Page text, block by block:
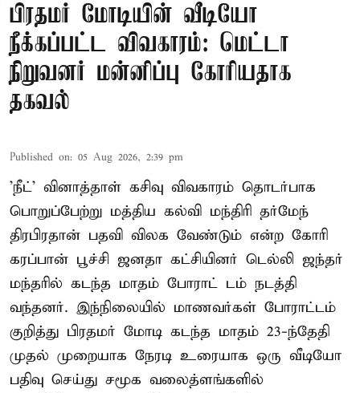
பிரதமர் மோடியின் வீடியோ
நீக்கப்பட்ட விவகாரம்: மெட்டா
நிறுவனர் மன்னிப்பு கோரியதாக
தகவல்
Published on: 05 Aug 2026, 2:39 pm
'நீட்' வினாத்தாள் கசிவு விவகாரம் தொடர்பாக
பொறுப்பேற்று மத்திய கல்வி மந்திரி தர்மேந்
திரபிரதான் பதவி விலக வேண்டும் என்ற கோரி
கரப்பான் பூச்சி ஜனதா கட்சியினர் டெல்லி ஜந்தர்
மந்தரில் கடந்த மாதம் போராட் டம் நடத்தி
வந்தனர். இந்நிலையில் மாணவர்கள் போராட்டம்
குறித்து பிரதமர் மோடி கடந்த மாதம் 23-ந்தேதி
முதல் முறையாக நேரடி உரையாக ஒரு வீடியோ
பதிவு செய்து சமூக வலைத்ளங்களில்